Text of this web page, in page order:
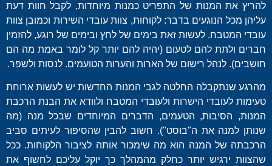
להריץ את המנות של התפריט כמנות מיוחדות, לקבל חוות דעת
עליהן מכל הנוגעים בדבר: לקוחות, צוות עובדי השירות וכמובן צוות
עובדי המטבח. לעשות זאת בימים של לחץ ובימים של רוגע, להזמין
חברים ולתת להם לטעום (יהיה להם יותר קל לומר באמת מה הם
חושבים). לנהל רישום של הארות והערות הטועמים. לנסות ולשפר.
מהרגע שנתקבלה החלטה לגבי המנות החדשות יש לעשות ארוחת
טעימות לעובדי הישרות ולעובדי המטבח ולוודא את הבנת הרכבת
המנות, הסיבות, הטעמים, הדברים המיוחדים שבכל מנה (מה
שנותן למנה את ה"בוסט"). חשוב להבין שהסיפור לעיתים סביב
הרכבתה של המנה הוא מה שימכור אותה לציבור הלקוחות. ככל
שהצוות ירגיש יותר כחלק מהמהלך כך יוקל עליכם לחשוף את